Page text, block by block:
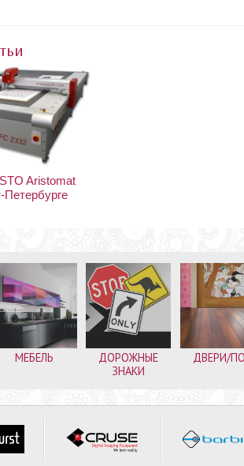
Aristomat
Петербурге
МЕБЕЛЬ
ДОРОЖНЫЕ
ЗНАКИ
ДВЕРИ/